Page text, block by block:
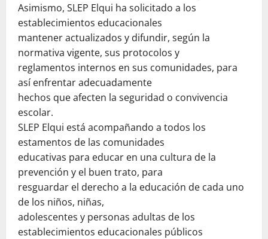
Asimismo, SLEP Elqui ha solicitado a los
establecimientos educacionales
mantener actualizados y difundir, según la
normativa vigente, sus protocolos y
reglamentos internos en sus comunidades, para
así enfrentar adecuadamente
hechos que afecten la seguridad o convivencia
escolar.
SLEP Elqui está acompañando a todos los
estamentos de las comunidades
educativas para educar en una cultura de la
prevención y el buen trato, para
resguardar el derecho a la educación de cada uno
de los niños, niñas,
adolescentes y personas adultas de los
establecimientos educacionales públicos